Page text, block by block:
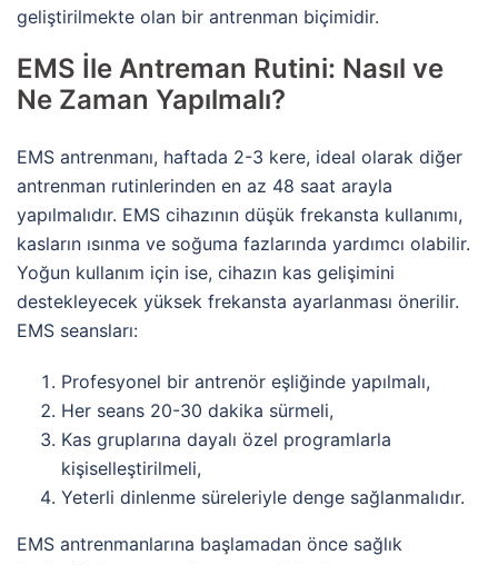
geliştirilmekte olan bir antrenman biçimidir.
EMS İle Antreman Rutini: Nasıl ve
Ne Zaman Yapılmalı?
EMS antrenmanı, haftada 2-3 kere, ideal olarak diğer
antrenman rutinlerinden en az 48 saat arayla
yapılmalıdır. EMS cihazının düşük frekansta kullanımı,
kasların ısınma ve soğuma fazlarında yardımcı olabilir.
Yoğun kullanım için ise, cihazın kas gelişimini
destekleyecek yüksek frekansta ayarlanması önerilir.
EMS seansları:
Profesyonel bir antrenör eşliğinde yapılmalı,
Her seans 20-30 dakika sürmeli,
Kas gruplarına dayalı özel programlarla
kişiselleştirilmeli,
Yeterli dinlenme süreleriyle denge sağlanmalıdır.
EMS antrenmanlarına başlamadan önce sağlık